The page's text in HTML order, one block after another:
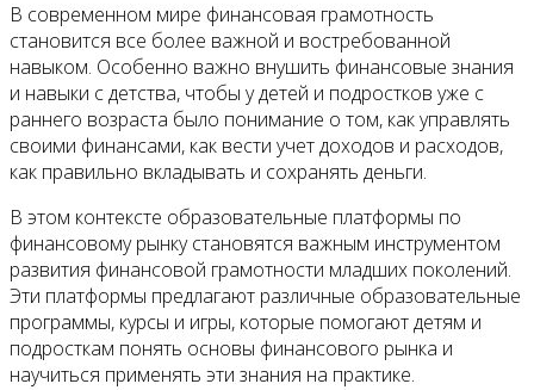
В современном мире финансовая грамотность
становится все более важной и востребованной
навыком. Особенно важно внушить финансовые знания
и навыки с детства, чтобы у детей и подростков уже с
раннего возраста было понимание о том, как управлять
своими финансами, как вести учет доходов и расходов,
как правильно вкладывать и сохранять деньги.
В этом контексте образовательные платформы по
финансовому рынку становятся важным инструментом
развития финансовой грамотности младших поколений.
Эти платформы предлагают различные образовательные
программы, курсы и игры, которые помогают детям и
подросткам понять основы финансового рынка и
научиться применять эти знания на практике.